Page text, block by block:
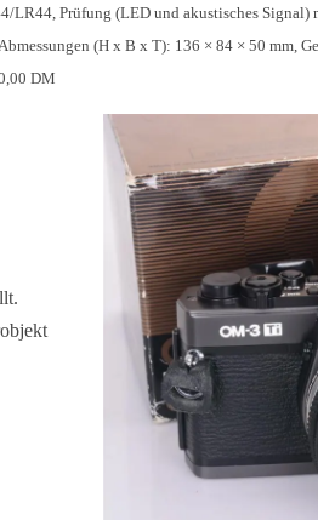
LR44, Prüfung (LED und akustisches
(H x B x T): 136 × 84 × 50 mm,
DM